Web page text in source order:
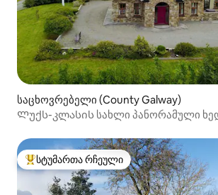
საცხოვრებელი (County Galway)
Ლუქს-კლასის სახლი პანორამული
სტუმართა რჩეული მოწინავე ვარიანტი
სტუმართა რჩეული